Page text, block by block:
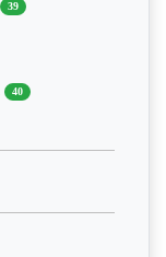
39
40